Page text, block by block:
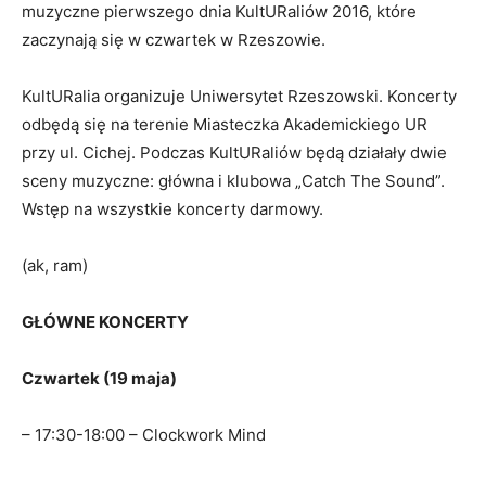
muzyczne pierwszego dnia KultURaliów 2016, które
zaczynają się w czwartek w Rzeszowie.
KultURalia organizuje Uniwersytet Rzeszowski. Koncerty
odbędą się na terenie Miasteczka Akademickiego UR
przy ul. Cichej. Podczas KultURaliów będą działały dwie
sceny muzyczne: główna i klubowa „Catch The Sound”.
Wstęp na wszystkie koncerty darmowy.
(ak, ram)
GŁÓWNE KONCERTY
Czwartek (19 maja)
– 17:30-18:00 – Clockwork Mind